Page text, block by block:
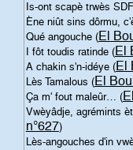
Is-ont scapè trwès
Ène niût sins dôrmu,
Qué angouche (El
I fôt toudis ratinde (El
A chakin s'n-idéye (El
Lès Tamalous (El
Ça m' fout maleûr… (
Vwèyâdje, agrémints
n°627)
Lès-angouches d'in